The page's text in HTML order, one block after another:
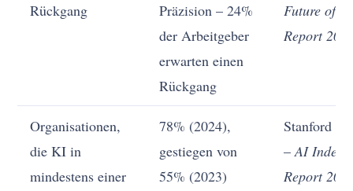
Rückgang
Präzision – 24%
der Arbeitgeber
erwarten einen
Rückgang
Future of
Report
Organisationen,
die KI in
mindestens einer
78% (2024),
gestiegen von
55% (2023)
Stanford
–AI Index
Report